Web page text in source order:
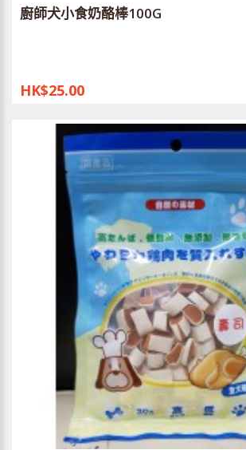
廚師犬小食奶酪棒100G
HK$25.00